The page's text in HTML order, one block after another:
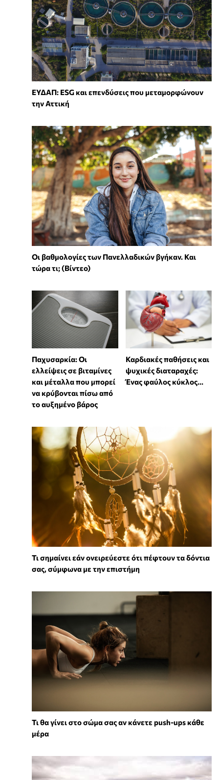
ΕΥΔΑΠ: ESG και επενδύσεις που μεταμορφώνουν
την Αττική
Οι βαθμολογίες των Πανελλαδικών βγήκαν. Και
τώρα τι; (Βίντεο)
Παχυσαρκία: Οι
ελλείψεις σε βιταμίνες
και μέταλλα που μπορεί
να κρύβονται πίσω από
το αυξημένο βάρος
Καρδιακές παθήσεις και
ψυχικές διαταραχές:
Ένας φαύλος κύκλος...
Τι σημαίνει εάν ονειρεύεστε ότι πέφτουν τα δόντια
σας, σύμφωνα με την επιστήμη
Τι θα γίνει στο σώμα σας αν κάνετε push-ups κάθε
μέρα